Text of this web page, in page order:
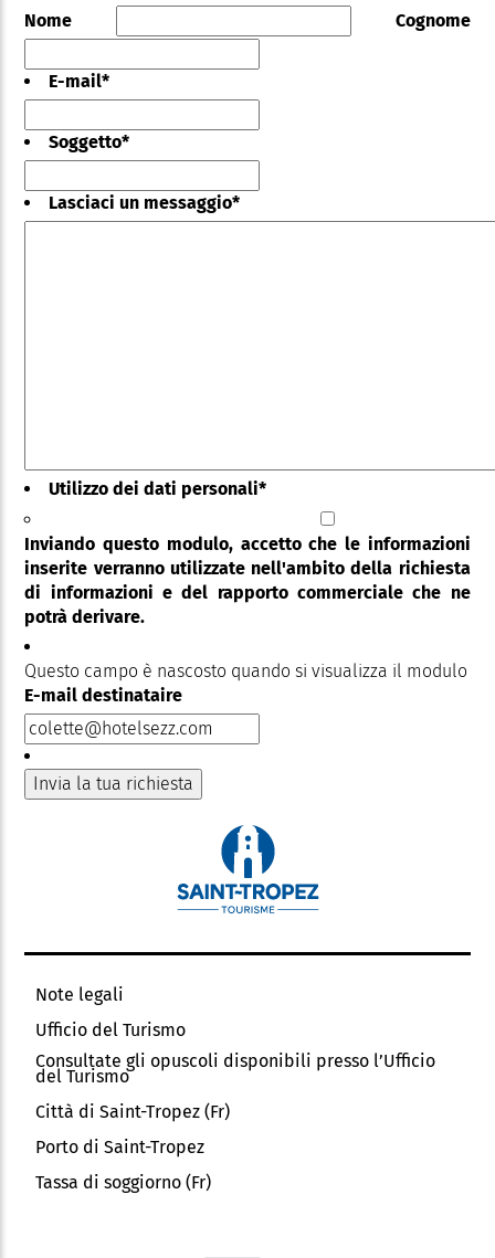
Nome
Cognome
E-mail*
Soggetto*
Lasciaci un messaggio*
Utilizzo dei dati personali*
Inviando questo modulo, accetto che le informazioni
inserite verranno utilizzate nell'ambito della richiesta
di informazioni e del rapporto commerciale che ne
potrà derivare.
Questo campo è nascosto quando si visualizza il modulo
E-mail destinataire
Note legali
Ufficio del Turismo
Consultate gli opuscoli disponibili presso l’Ufficio
del Turismo
Città di Saint-Tropez (Fr)
Porto di Saint-Tropez
Tassa di soggiorno (Fr)